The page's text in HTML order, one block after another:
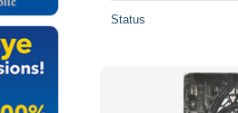
Status